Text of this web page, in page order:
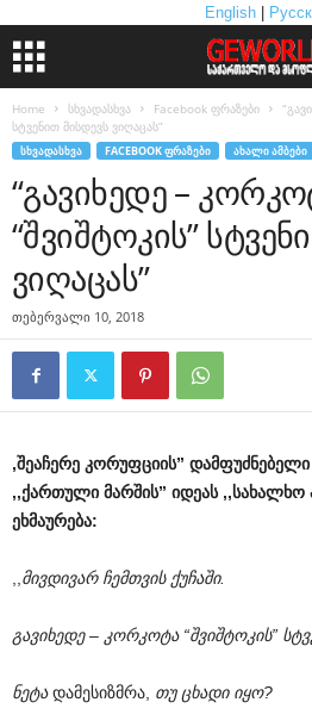
English
Home სხვადასხვა Facebook ფრაზები
სტვენით მისდევს ვიღაცას”
ᲡᲮᲕᲐᲓᲐᲡᲮᲕᲐ FACEBOOK ᲤᲠᲐᲖᲔᲑᲘ ᲐᲮᲐᲚᲘ ᲐᲛᲑᲔᲑᲘ
“გავიხედე –
“შვიშტოკის”
ვიღაცას”
თებერვალი 10, 2018
,შეაჩერე კორუფციის”
,,ქართული მარშის” იდეას ,,სახალხო
ეხმაურება:
მივდივარ ჩემთვის ქუჩაში.
გავიხედე – კორკოტა “შვიშტოკის”
ნეტადამესიზმრა, თუ ცხადი იყო?